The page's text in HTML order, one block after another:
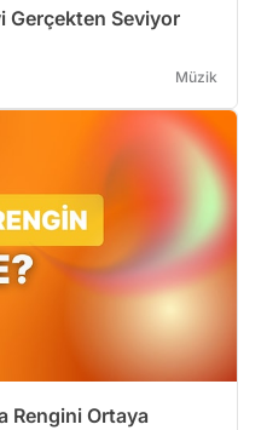
Gerçekten Seviyor
Müzik
Rengini Ortaya